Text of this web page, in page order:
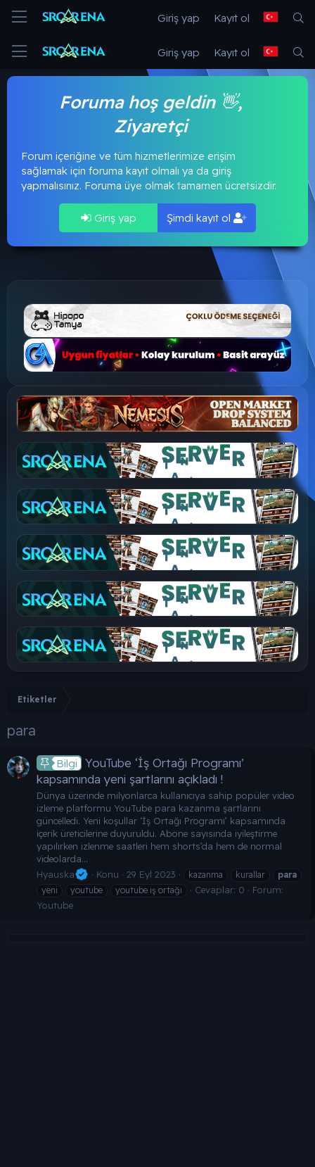
Giriş yap Kayıt ol
Giriş yap Kayıt ol
Foruma hoş geldin 👋,
Ziyaretçi
Forum içeriğine ve tüm hizmetlerimize erişim
sağlamak için foruma kayıt olmalı ya da giriş
yapmalısınız. Foruma üye olmak tamamen ücretsizdir.
Giriş yap Şimdi kayıt ol
Etiketler
para
Bilgi
YouTube ‘İş Ortağı Programı’
kapsamında yeni şartlarını açıkladı !
Dünya üzerinde milyonlarca kullanıcıya sahip popüler video
izleme platformu YouTube para kazanma şartlarını
güncelledi. Yeni koşullar ‘İş Ortağı Programı’ kapsamında
içerik üreticilerine duyuruldu. Abone sayısında iyileştirme
yapılırken izlenme saatleri hem shorts’da hem de normal
videolarda...
Hyauska
Konu 29 Eyl 2023 kazanma kurallar
para
yeni
youtube youtube iş ortağı Cevaplar: 0
Forum:
Youtube